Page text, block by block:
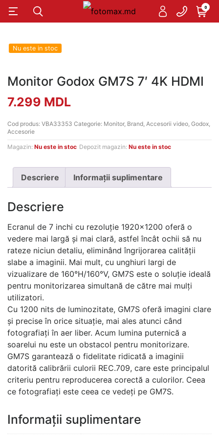
0
Nu este in stoc
Monitor Godox GM7S 7′ 4K HDMI
7.299 MDL
Cod produs: VBA33353 Categorie: Monitor, Brand, Accesorii video, Godox,
Accesorie
Magazin: Nu este in stoc Depozit magazin: Nu este in stoc
Descriere Informații suplimentare
Descriere
Ecranul de 7 inchi cu rezoluție 1920×1200 oferă o
vedere mai largă și mai clară, astfel încât ochii să nu
rateze niciun detaliu, eliminând îngrijorarea calității
slabe a imaginii. Mai mult, cu unghiuri largi de
vizualizare de 160°H/160°V, GM7S este o soluție ideală
pentru monitorizarea simultană de către mai mulți
utilizatori.
Cu 1200 nits de luminozitate, GM7S oferă imagini clare
și precise în orice situație, mai ales atunci când
fotografiați în aer liber. Acum lumina puternică a
soarelui nu este un obstacol pentru monitorizare.
GM7S garantează o fidelitate ridicată a imaginii
datorită calibrării culorii REC.709, care este principalul
criteriu pentru reproducerea corectă a culorilor. Ceea
ce fotografiați este ceea ce vedeți pe GM7S.
Informații suplimentare